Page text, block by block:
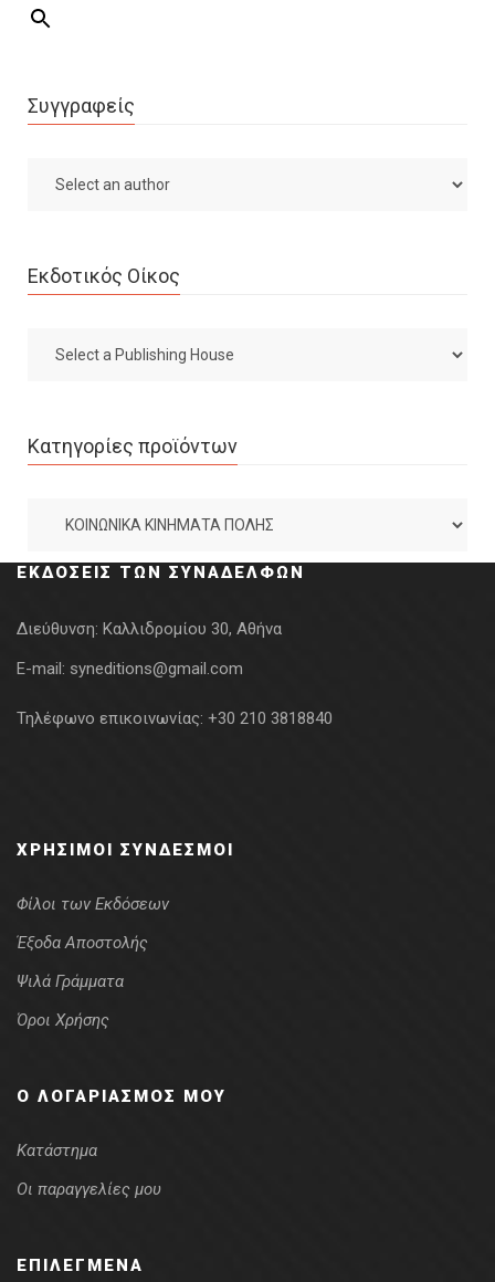
Συγγραφείς
Εκδοτικός Οίκος
Κατηγορίες προϊόντων
ΕΚΔΌΣΕΙΣ ΤΩΝ ΣΥΝΑΔΈΛΦΩΝ
Διεύθυνση: Καλλιδρομίου 30, Αθήνα
E-mail: syneditions@gmail.com
Τηλέφωνο επικοινωνίας: +30 210 3818840
ΧΡΉΣΙΜΟΙ ΣΎΝΔΕΣΜΟΙ
Φίλοι των Εκδόσεων
Έξοδα Αποστολής
Ψιλά Γράμματα
Όροι Χρήσης
Ο ΛΟΓΑΡΙΑΣΜΌΣ ΜΟΥ
Κατάστημα
Οι παραγγελίες μου
ΕΠΙΛΕΓΜΈΝΑ